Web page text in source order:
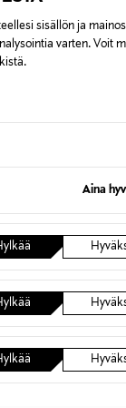
sisällön ja
varten. Voit
Aina
lentävä
Original
72,99 €